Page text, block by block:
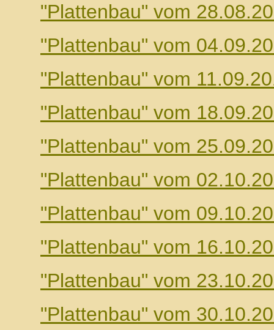
"Plattenbau" vom
"Plattenbau" vom
"Plattenbau" vom
"Plattenbau" vom
"Plattenbau" vom
"Plattenbau" vom
"Plattenbau" vom
"Plattenbau" vom
"Plattenbau" vom
"Plattenbau" vom